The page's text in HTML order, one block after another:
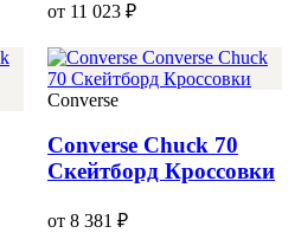
от 11 023 ₽
Converse
Converse Chuck 70
Скейтборд Кроссовки
от 8 381 ₽